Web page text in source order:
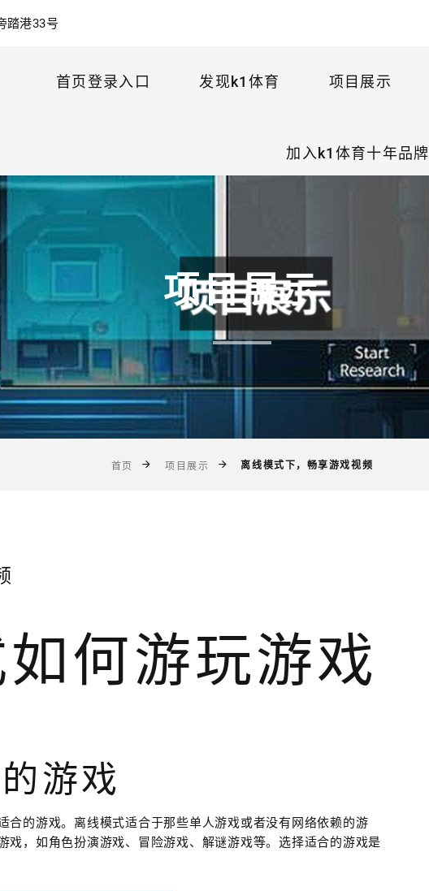
踏港33号
首页登录入口 发现k1体育 项目展示
加入k1体育十年品牌
项目展示
首页 项目展示 离线模式下，畅享游戏视频
何游玩游戏
游戏
合的游戏。离线模式适合于那些单人游戏或者没有网络依赖的游
戏，如角色扮演游戏、冒险游戏、解谜游戏等。选择适合的游戏是